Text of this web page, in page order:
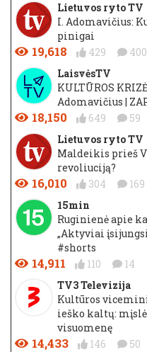
Lietuvos ryto TV
I. Adomavičius:
pinigai
19,618 429 400
LaisvėsTV
KULTŪROS
Adomavičius |
18,150 649 59
Lietuvos ryto TV
Maldeikis prieš
revoliuciją?
16,010 304 169
15min
Ruginienė apie
„Aktyviai
#shorts
14,911 110 14
TV3 Televizija
Kultūros
ieško kaltų:
visuomenę
14,433 146 50